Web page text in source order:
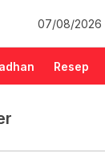
07/08/2026
Resep